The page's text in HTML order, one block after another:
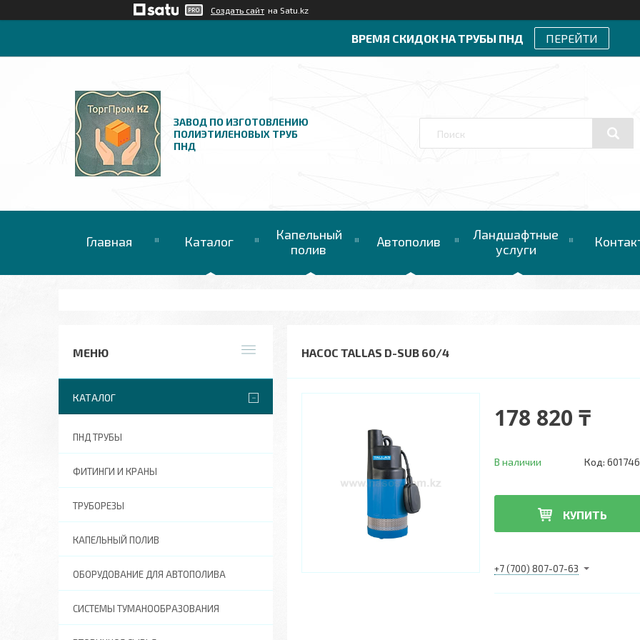
Создать сайт на Satu.kz
ВРЕМЯ СКИДОК НА ТРУБЫ ПНД ПЕРЕЙТИ
ЗАВОД ПО ИЗГОТОВЛЕНИЮ
ПОЛИЭТИЛЕНОВЫХ ТРУБ
ПНД
Главная Каталог
Капельный
полив
Автополив
Ландшафтные
услуги
НАСОС TALLAS D-SUB 60/4
178 820 ₸
В наличии Код:
КУПИТЬ
+7 (700) 807-07-63
КАТАЛОГ
ПНД ТРУБЫ
ФИТИНГИ И КРАНЫ
ТРУБОРЕЗЫ
КАПЕЛЬНЫЙ ПОЛИВ
ОБОРУДОВАНИЕ ДЛЯ АВТОПОЛИВА
СИСТЕМЫ ТУМАНООБРАЗОВАНИЯ